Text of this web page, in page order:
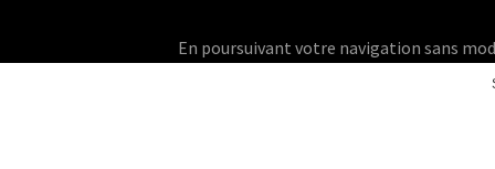
En poursuivant votre navigation sans